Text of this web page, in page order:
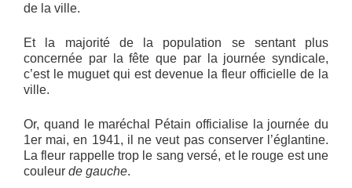
de la ville.
Et la majorité de la population se sentant plus
concernée par la fête que par la journée syndicale,
c’est le muguet qui est devenue la fleur officielle de la
ville.
Or, quand le maréchal Pétain officialise la journée du
1er mai, en 1941, il ne veut pas conserver l’églantine.
La fleur rappelle trop le sang versé, et le rouge est une
couleur de gauche.